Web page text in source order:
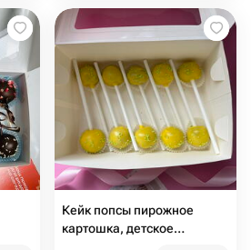
Кейк попсы пирожное
картошка, детское